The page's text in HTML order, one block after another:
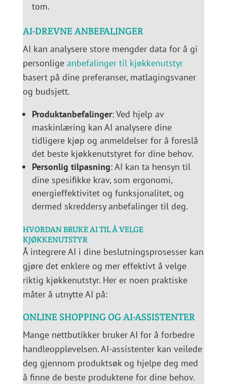
tom.
AI-DREVNE ANBEFALINGER
AI kan analysere store mengder data for å gi
personlige anbefalinger til kjøkkenutstyr
basert på dine preferanser, matlagingsvaner
og budsjett.
Produktanbefalinger: Ved hjelp av
maskinlæring kan AI analysere dine
tidligere kjøp og anmeldelser for å foreslå
det beste kjøkkenutstyret for dine behov.
Personlig tilpasning: AI kan ta hensyn til
dine spesifikke krav, som ergonomi,
energieffektivitet og funksjonalitet, og
dermed skreddersy anbefalinger til deg.
HVORDAN BRUKE AI TIL Å VELGE
KJØKKENUTSTYR
Å integrere AI i dine beslutningsprosesser kan
gjøre det enklere og mer effektivt å velge
riktig kjøkkenutstyr. Her er noen praktiske
måter å utnytte AI på:
ONLINE SHOPPING OG AI-ASSISTENTER
Mange nettbutikker bruker AI for å forbedre
handleopplevelsen. AI-assistenter kan veilede
deg gjennom produktsøk og hjelpe deg med
å finne de beste produktene for dine behov.